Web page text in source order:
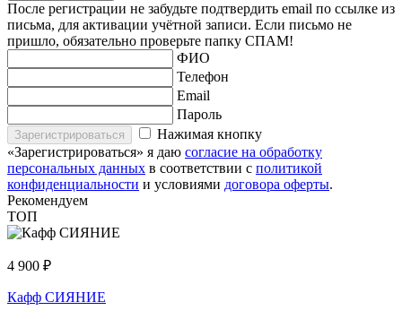
После регистрации не забудьте подтвердить email по ссылке из
письма, для активации учётной записи. Если письмо не
пришло, обязательно проверьте папку СПАМ!
ФИО
Телефон
Email
Пароль
Зарегистрироваться
Нажимая кнопку
«Зарегистрироваться» я даю согласие на обработку
персональных данных в соответствии с политикой
конфиденциальности и условиями договора оферты.
Рекомендуем
ТОП
4 900 ₽
Кафф СИЯНИЕ